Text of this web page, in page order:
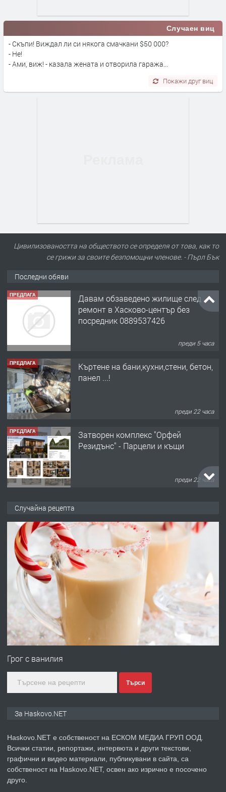
Случаен виц
- Скъпи! Виждал ли си някога смачкани $50 000?
- Не!
- Ами, виж! - казала жената и отворила гаража...
Покажи друг виц
Цивилизоваността на обществото се определя от това, как то
се грижи за своите безпомощни членове. - Пърл Бък
Последни обяви
ПРЕДЛАГА
Давам обзаведено жилище след
ремонт в Хасково-център без
посредник 0889537426
преди 5 часа
ПРЕДЛАГА
Къртене на бани,кухни,стени, бетон,
панел ...!
преди 22 часа
ПРЕДЛАГА
Затворен комплекс "Орфей
Резидънс" - Парцели и къщи
преди 22 часа
537 426
ПРЕДЛАГА
Давам обзаведено жилище за жена
без брокери 0889 537 426
преди 22 часа
ПРЕДЛАГА Под НАЕМ двустаен Орфей
преди 4 дни
ПРЕДЛАГА
🔑 ОБЗАВЕДЕНА ГАРСОНИЕРА ПОД
Случайна рецепта
Грог с ванилия
Търси
За Haskovo.NET
Haskovo.NET е собственост на ЕСКОМ МЕДИА ГРУП ООД.
Всички статии, репортажи, интервюта и други текстови,
графични и видео материали, публикувани в сайта, са
собственост на Haskovo.NET, освен ако изрично е посочено
друго.